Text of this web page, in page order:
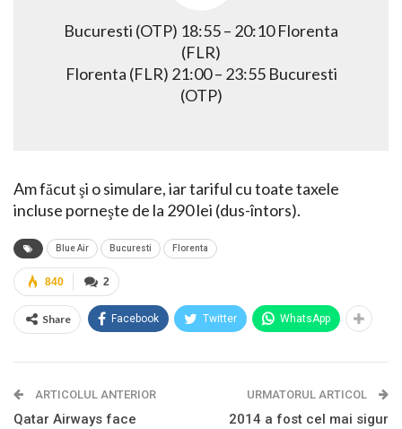
Bucuresti (OTP) 18:55 – 20:10 Florenta
(FLR)
Florenta (FLR) 21:00 – 23:55 Bucuresti
(OTP)
Am făcut şi o simulare, iar tariful cu toate taxele
incluse porneşte de la 290 lei (dus-întors).
Blue Air Bucuresti Florenta
2
840
Share Facebook Twitter WhatsApp
ARTICOLUL ANTERIOR
Qatar Airways face
URMATORUL ARTICOL
2014 a fost cel mai sigur